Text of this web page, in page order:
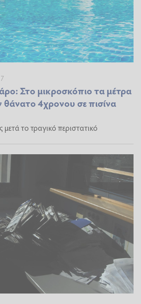
Στο μικροσκόπιο τα μέτρα
θάνατο 4χρονου σε πισίνα
το τραγικό περιστατικό